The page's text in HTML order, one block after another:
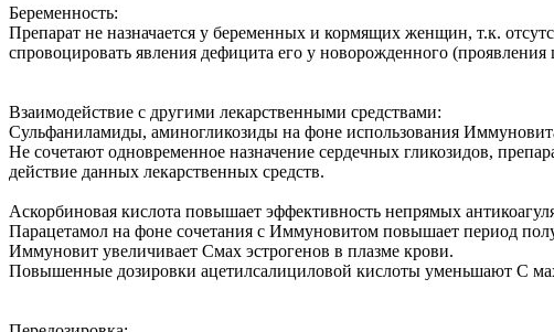
Беременность:
Препарат не назначается у беременных и кормящих женщин, т.к.
спровоцировать явления дефицита его у новорожденного
Взаимодействие с другими лекарственными средствами:
Сульфаниламиды, аминогликозиды на фоне использования
Не сочетают одновременное назначение сердечных гликозидов,
действие данных лекарственных средств.
Аскорбиновая кислота повышает эффективность непрямых
Парацетамол на фоне сочетания с Иммуновитом повышает период
Иммуновит увеличивает Смах эстрогенов в плазме крови.
Повышенные дозировки ацетилсалициловой кислоты уменьшают С